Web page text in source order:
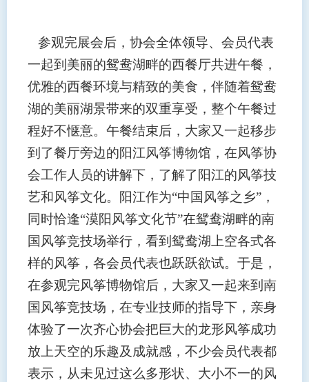
参观完展会后，协会全体领导、会员代表
一起到美丽的鸳鸯湖畔的西餐厅共进午餐，
优雅的西餐环境与精致的美食，伴随着鸳鸯
湖的美丽湖景带来的双重享受，整个午餐过
程好不惬意。午餐结束后，大家又一起移步
到了餐厅旁边的阳江风筝博物馆，在风筝协
会工作人员的讲解下，了解了阳江的风筝技
艺和风筝文化。阳江作为“中国风筝之乡”，
同时恰逢“漠阳风筝文化节”在鸳鸯湖畔的南
国风筝竞技场举行，看到鸳鸯湖上空各式各
样的风筝，各会员代表也跃跃欲试。于是，
在参观完风筝博物馆后，大家又一起来到南
国风筝竞技场，在专业技师的指导下，亲身
体验了一次齐心协会把巨大的龙形风筝成功
放上天空的乐趣及成就感，不少会员代表都
表示，从未见过这么多形状、大小不一的风